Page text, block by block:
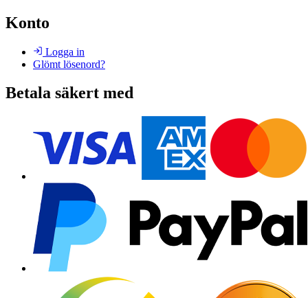
Konto
Logga in
Glömt lösenord?
Betala säkert med